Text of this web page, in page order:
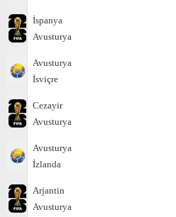
İspanya
Avusturya
Avusturya
İsviçre
Cezayir
Avusturya
Avusturya
İzlanda
Arjantin
Avusturya